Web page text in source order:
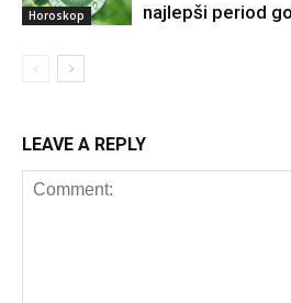
Horoskop
najlepši period
LEAVE A REPLY